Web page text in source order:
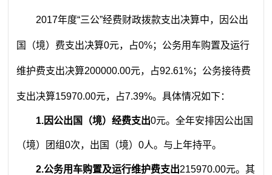
2017年度“三公”经费财政拨款支出决算中，因公出
国（境）费支出决算0元，占0%；公务用车购置及运行
维护费支出决算200000.00元，占92.61%；公务接待费
支出决算15970.00元，占7.39%。具体情况如下：
1.因公出国（境）经费支出0元。全年安排因公出国
（境）团组0次，出国（境）0人。与上年持平。
2.公务用车购置及运行维护费支出215970.00元。其